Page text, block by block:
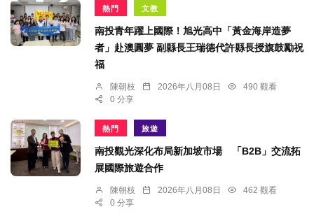
熱門 文教
南投青年躍上國際！旭光高中「黃金海岸造夢
者」赴澳圓夢 副縣長王瑞德代許縣長授旗鼓勵祝
福
陳朝枝 2026年八月08日
490 觀看
0 分享
熱門 旅遊
南投觀光深化布局新加坡市場 「B2B」交流拓
展國際旅遊合作
陳朝枝 2026年八月08日
462 觀看
0 分享